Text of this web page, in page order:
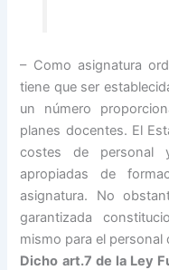
– Como asignatura
tiene que ser
un número
planes docentes. El
costes de personal
apropiadas de
asignatura. No
garantizada
mismo para el personal
Dicho art.7 de la Ley